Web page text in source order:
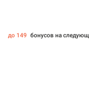
до 149 бонусов на